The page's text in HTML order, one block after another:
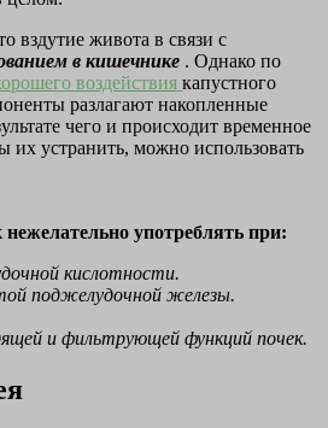
вздутие живота в связи с
в кишечнике . Однако по
воздействия капустного
разлагают накопленные
чего и происходит временное
их устранить, можно использовать
употреблять при:
кислотности.
поджелудочной железы.
и фильтрующей функций почек.